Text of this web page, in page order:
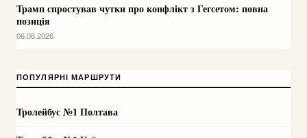
Трамп спростував чутки про конфлікт з Гегсетом: повна
позиція
06.08.2026
ПОПУЛЯРНІ МАРШРУТИ
Тролейбус №1 Полтава